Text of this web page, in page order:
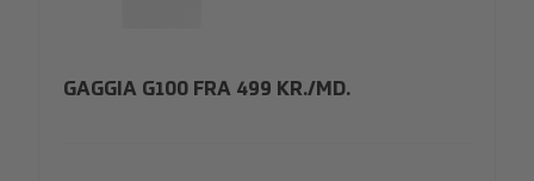
GAGGIA G100 FRA 499 KR./MD.